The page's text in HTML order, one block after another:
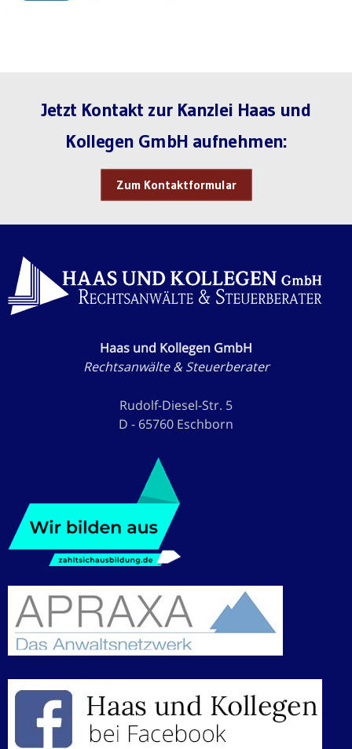
Jetzt Kontakt zur Kanzlei Haas und
Kollegen GmbH aufnehmen:
Zum Kontaktformular
Haas und Kollegen GmbH
Rechtsanwälte & Steuerberater
Rudolf-Diesel-Str. 5
D - 65760 Eschborn